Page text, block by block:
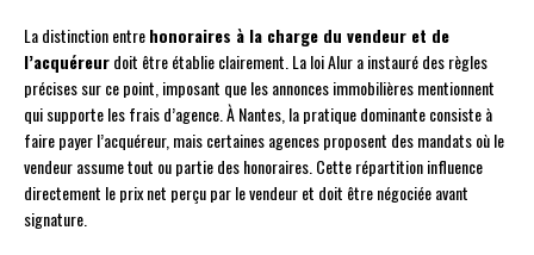
La distinction entrehonoraires à la charge du vendeur et de
l’acquéreurdoit être établie clairement. La loi Alur a instauré des règles
précises sur ce point, imposant que les annonces immobilières mentionnent
qui supporte les frais d’agence. À Nantes, la pratique dominante consiste à
faire payer l’acquéreur, mais certaines agences proposent des mandats où le
vendeur assume tout ou partie des honoraires. Cette répartition influence
directement le prix net perçu par le vendeur et doit être négociée avant
signature.